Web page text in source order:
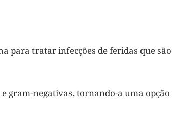
para tratar infecções de feridas que são
gram-negativas, tornando-a uma opção